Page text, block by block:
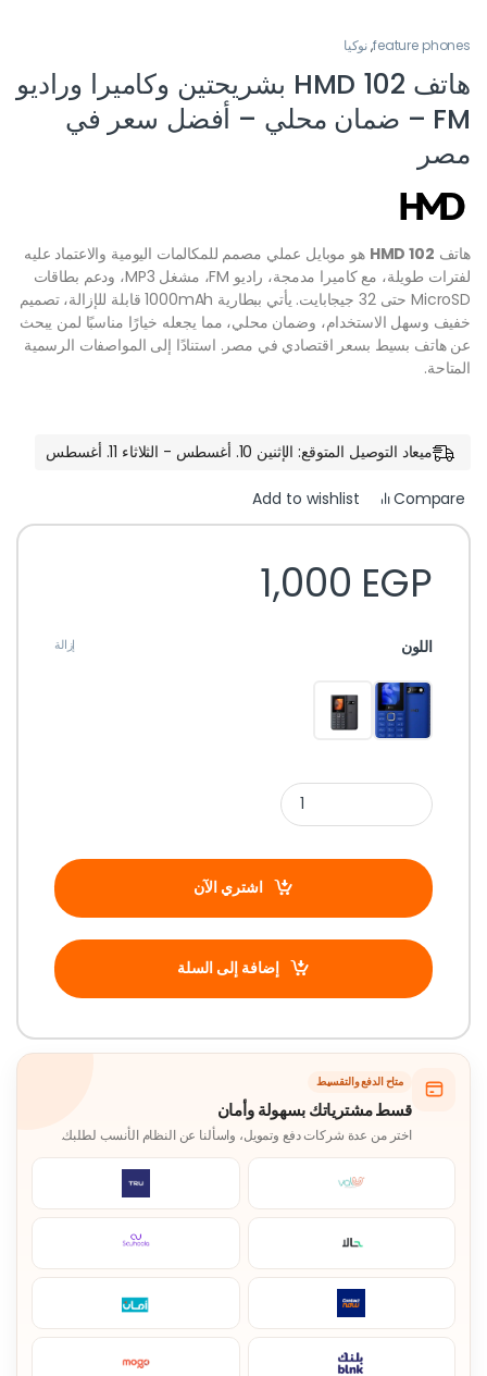
feature phones
,نوكيا
هاتف HMD 102 بشريحتين وكاميرا وراديو
FM – ضمان محلي – أفضل سعر في
مصر
هاتف HMD 102 هو موبايل عملي مصمم للمكالمات اليومية والاعتماد عليه
لفترات طويلة، مع كاميرا مدمجة، راديو FM، مشغل MP3، ودعم بطاقات
MicroSD حتى 32 جيجابايت. يأتي ببطارية 1000mAh قابلة للإزالة، تصميم
خفيف وسهل الاستخدام، وضمان محلي، مما يجعله خيارًا مناسبًا لمن يبحث
عن هاتف بسيط بسعر اقتصادي في مصر. استنادًا إلى المواصفات الرسمية
المتاحة.
ميعاد التوصيل المتوقع: الإثنين 10. أغسطس - الثلاثاء 11. أغسطس
Compare
Add to wishlist
1,000 EGP
اللون إزالة
اشتري الآن
إضافة إلى السلة
متاح الدفع والتقسيط
قسط مشترياتك بسهولة وأمان
اختر من عدة شركات دفع وتمويل، واسألنا عن النظام الأنسب لطلبك.